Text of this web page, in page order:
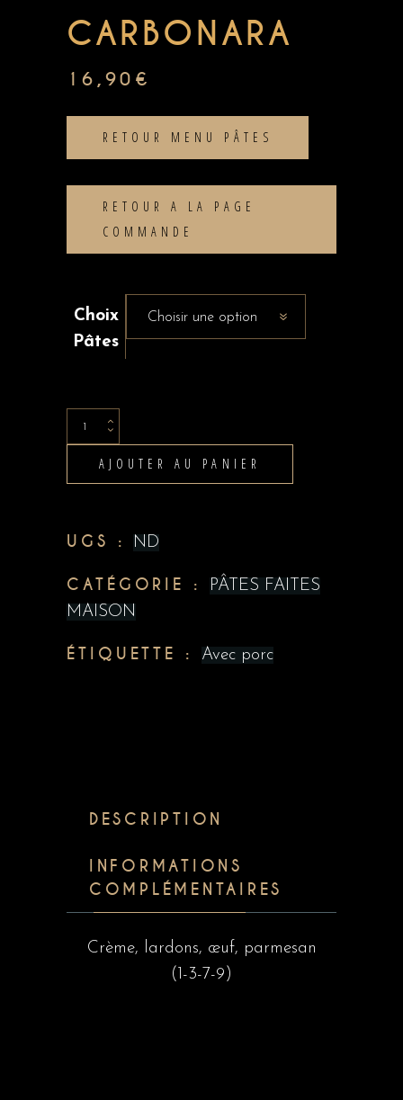
CARBONARA
16,90 €
RETOUR MENU PÂTES
RETOUR A LA PAGE
COMMANDE
Choix
Pâtes
Choisir une option
Carbonara
quantity
AJOUTER AU PANIER
UGS : ND
CATÉGORIE :
PÂTES FAITES
MAISON
ÉTIQUETTE : Avec porc
DESCRIPTION
INFORMATIONS
COMPLÉMENTAIRES
Crème, lardons, œuf, parmesan
(1-3-7-9)